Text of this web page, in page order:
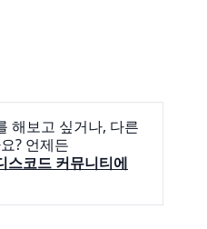
해보고 싶거나, 다른
? 언제든
스코드 커뮤니티에